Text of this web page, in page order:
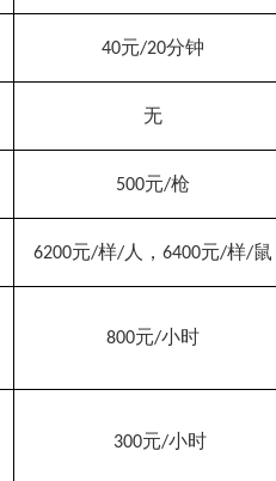
40元/20分钟
无
500元/枪
6200元/样/人， 6400元/样/鼠
800元/小时
300元/小时